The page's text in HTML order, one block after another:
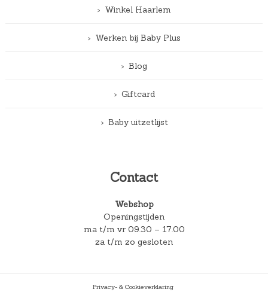
Winkel Haarlem
Werken bij Baby Plus
Blog
Giftcard
Baby uitzetlijst
Contact
Webshop
Openingstijden
ma t/m vr 09.30 – 17.00
za t/m zo gesloten
Privacy- & Cookieverklaring